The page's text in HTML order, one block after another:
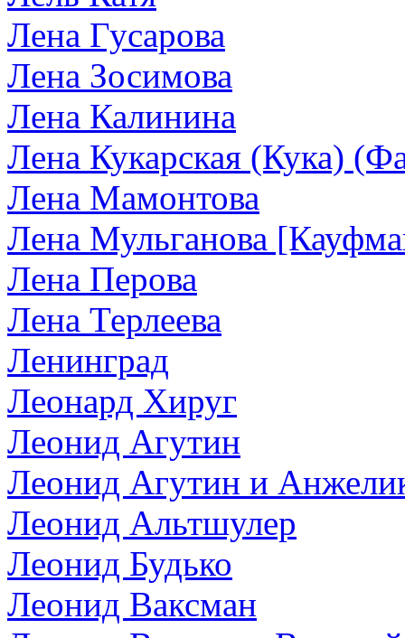
Лена Гусарова
Лена Зосимова
Лена Калинина
Лена Кукарская (Кука)
Лена Мамонтова
Лена Мульганова
Лена Перова
Лена Терлеева
Ленинград
Леонард Хируг
Леонид Агутин
Леонид Агутин и
Леонид Альтшулер
Леонид Будько
Леонид Ваксман